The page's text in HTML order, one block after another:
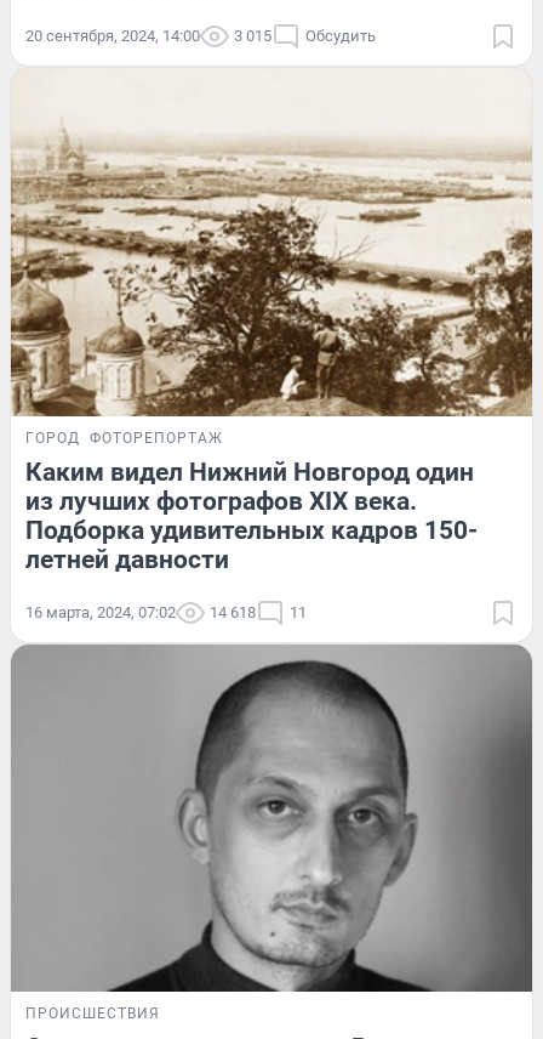
20 сентября, 2024, 14:00 3 015 Обсудить
ГОРОД ФОТОРЕПОРТАЖ
Каким видел Нижний Новгород один
из лучших фотографов XIX века.
Подборка удивительных кадров 150-
летней давности
16 марта, 2024, 07:02 14 618 11
ПРОИСШЕСТВИЯ